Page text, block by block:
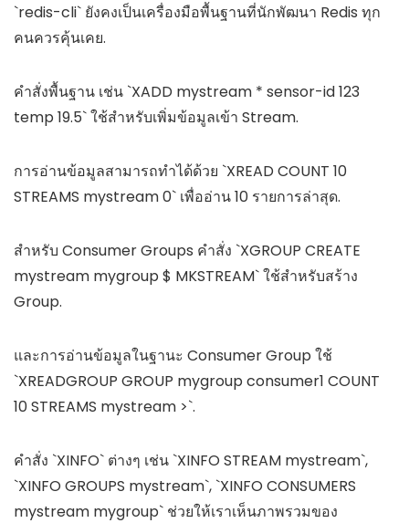
`redis-cli` ยังคงเป็นเครื่องมือพื้นฐานที่นักพัฒนา Redis ทุก
คนควรคุ้นเคย.
คำสั่งพื้นฐาน เช่น `XADD mystream * sensor-id 123
temp 19.5` ใช้สำหรับเพิ่มข้อมูลเข้า Stream.
การอ่านข้อมูลสามารถทำได้ด้วย `XREAD COUNT 10
STREAMS mystream 0` เพื่ออ่าน 10 รายการล่าสุด.
สำหรับ Consumer Groups คำสั่ง `XGROUP CREATE
mystream mygroup $ MKSTREAM` ใช้สำหรับสร้าง
Group.
และการอ่านข้อมูลในฐานะ Consumer Group ใช้
`XREADGROUP GROUP mygroup consumer1 COUNT
10 STREAMS mystream >`.
คำสั่ง `XINFO` ต่างๆ เช่น `XINFO STREAM mystream`,
`XINFO GROUPS mystream`, `XINFO CONSUMERS
mystream mygroup` ช่วยให้เราเห็นภาพรวมของ